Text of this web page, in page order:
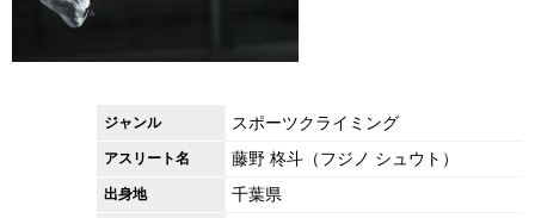
ジャンル スポーツクライミング
アスリート名 藤野 柊斗（フジノ シュウト）
出身地 千葉県